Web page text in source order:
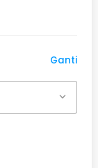
Ganti